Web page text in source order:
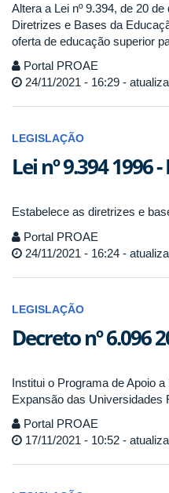
Altera a Lei nº 9.394, de 20
Diretrizes e Bases da
oferta de educação superior
Portal PROAE
24/11/2021 - 16:29 -
LEGISLAÇÃO
Lei nº 9.394 1996 -
Estabelece as diretrizes e
Portal PROAE
24/11/2021 - 16:24 -
LEGISLAÇÃO
Decreto nº 6.096
Institui o Programa de Apoio
Expansão das Universidades
Portal PROAE
17/11/2021 - 10:52 -